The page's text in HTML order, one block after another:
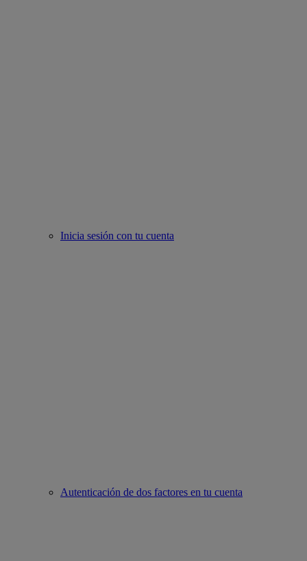
Inicia sesión con tu cuenta
Autenticación de dos factores en tu cuenta